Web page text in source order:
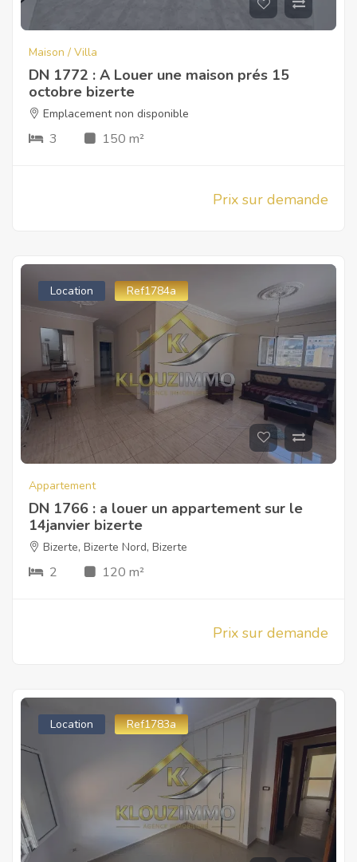
Maison / Villa
DN 1772 : A Louer une maison prés 15
octobre bizerte
Emplacement non disponible
3 150 m²
Prix sur demande
Location Ref1784a
Appartement
DN 1766 : a louer un appartement sur le
14janvier bizerte
Bizerte, Bizerte Nord, Bizerte
2 120 m²
Prix sur demande
Location Ref1783a